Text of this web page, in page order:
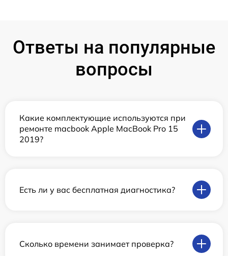
Ответы на популярные
вопросы
Какие комплектующие используются при
ремонте macbook Apple MacBook Pro 15
2019?
Есть ли у вас бесплатная диагностика?
Сколько времени занимает проверка?